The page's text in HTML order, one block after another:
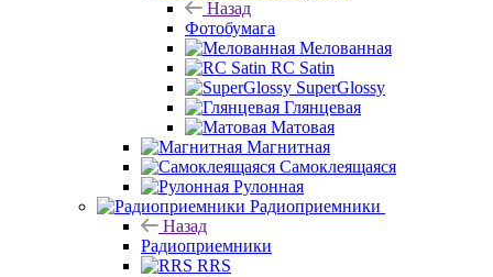
Назад
Фотобумага
Мелованная
RC Satin
SuperGlossy
Глянцевая
Матовая
Магнитная
Самоклеящаяся
Рулонная
Радиоприемники
Назад
Радиоприемники
RRS